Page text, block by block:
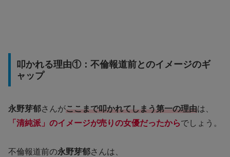
叩かれる理由①：不倫報道前とのイメージのギ
ャップ
永野芽郁さんがここまで叩かれてしまう第一の理由は、
「清純派」のイメージが売りの女優だったからでしょう。
不倫報道前の永野芽郁さんは、